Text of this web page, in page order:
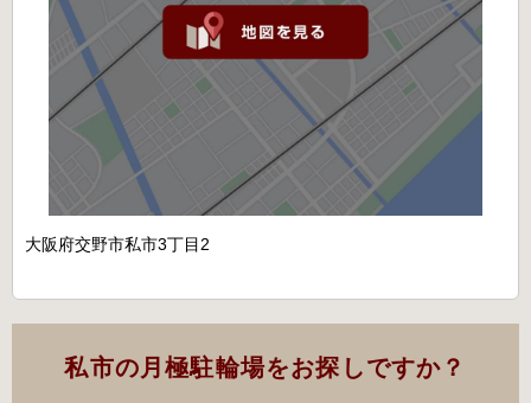
大阪府交野市私市3丁目2
私市の月極駐輪場をお探しですか？